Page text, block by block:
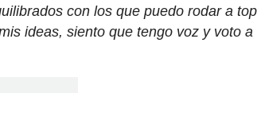
con los que puedo rodar a
ideas, siento que tengo voz y voto a